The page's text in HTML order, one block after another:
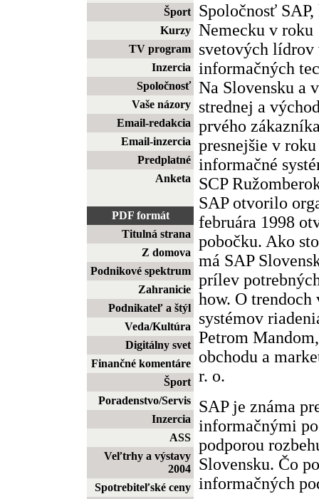
Šport
Kurzy
TV program
Inzercia
Spoločnosť
Vaše názory
Email-redakcia
Email-inzercia
Predplatné
Anketa
PDF formát
Titulná strana
Z domova
Podnikové spektrum
Zahranicie
Podnikateľ a štýl
Veda/Kultúra
Digitálny svet
Finančné komentáre
Šport
Poradenstvo/Servis
Inzercia
ASS
Veľtrhy a výstavy
2004
Spotrebiteľské ceny
Spoločnosť
Nemecku v roku
svetových
informačných
Na Slovensku a
strednej a
prvého
presnejšie v
informačné
SCP
SAP otvorilo
februára 1998
pobočku. Ako
má SAP
prílev
how. O
systémov
Petrom
obchodu a
r. o.
SAP je známa
informačnými
podporou
Slovensku. Čo
informačných